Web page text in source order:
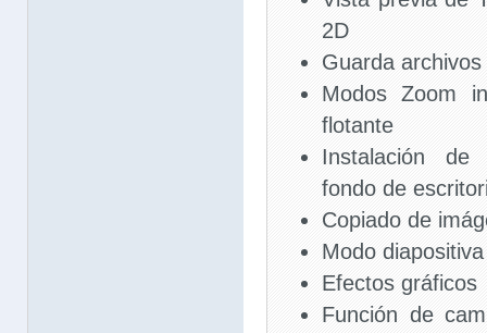
2D
Guarda
Modos Zoom
flotante
Instalación de
fondo de
Copiado de
Modo diapositiva
Efectos gráficos
Función de